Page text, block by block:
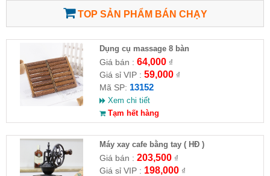
TOP SẢN PHẨM BÁN CHẠY
Dụng cụ massage 8 bàn
Giá bán : 64,000₫
Giá sỉ VIP : 59,000₫
Mã SP: 13152
Xem chi tiết
Tạm hết hàng
Máy xay cafe bằng tay ( HĐ )
Giá bán : 203,500₫
Giá sỉ VIP : 198,000₫